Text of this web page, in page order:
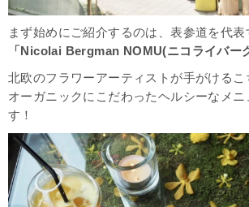
まず始めにご紹介するのは、表参道を代表
「Nicolai Bergman NOMU(ニコライバー
北欧のフラワーアーティストが手がけるこ
オーガニックにこだわったヘルシーなメニ
す！